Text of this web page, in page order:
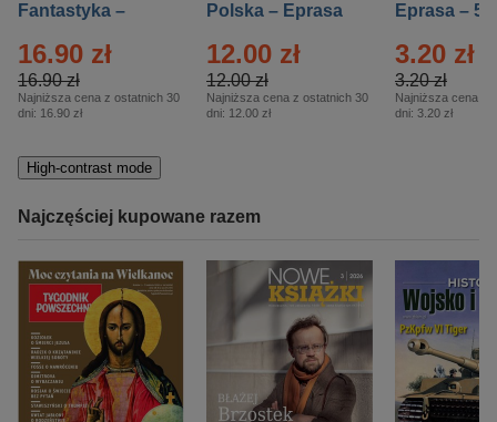
Fantastyka –
16.90 zł
16.90 zł
Najniższa cena z ostatnich 30
dni: 16.90 zł
Polska – Eprasa
12.00 zł
12.00 zł
Najniższa cena z ostatnich 30
dni: 12.00 zł
Eprasa – 5/
3.20 zł
3.20 zł
Najniższa cena z
dni: 3.20 zł
High-contrast mode
Najczęściej kupowane razem